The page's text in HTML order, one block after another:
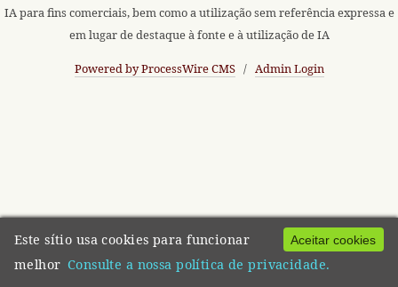
IA para fins comerciais, bem como a utilização sem referência expressa e
em lugar de destaque à fonte e à utilização de IA
Powered by ProcessWire CMS/ Admin Login
Aceitar cookies
Este sítio usa cookies para funcionar
melhor Consulte a nossa política de privacidade.